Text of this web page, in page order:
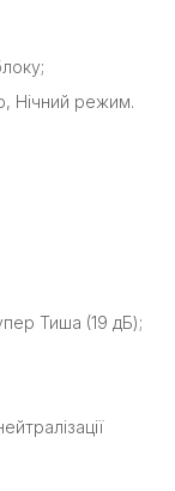
Нічний режим.
Тиша (19 дБ);